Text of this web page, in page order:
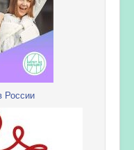
России